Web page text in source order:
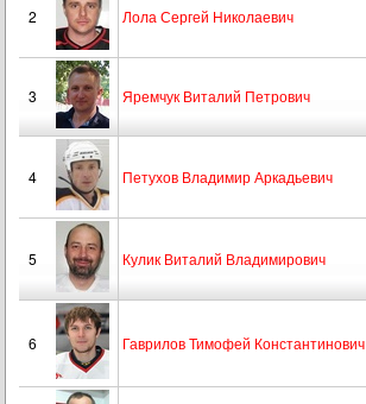
2 Лола Сергей Николаевич
3 Яремчук Виталий Петрович
4 Петухов Владимир Аркадьевич
5 Кулик Виталий Владимирович
6 Гаврилов Тимофей Константинович